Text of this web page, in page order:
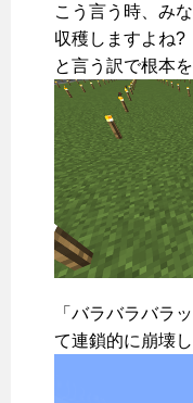
こう言う時、み
収穫しますよね?
と言う訳で根本
「バラバラバラ
て連鎖的に崩壊し